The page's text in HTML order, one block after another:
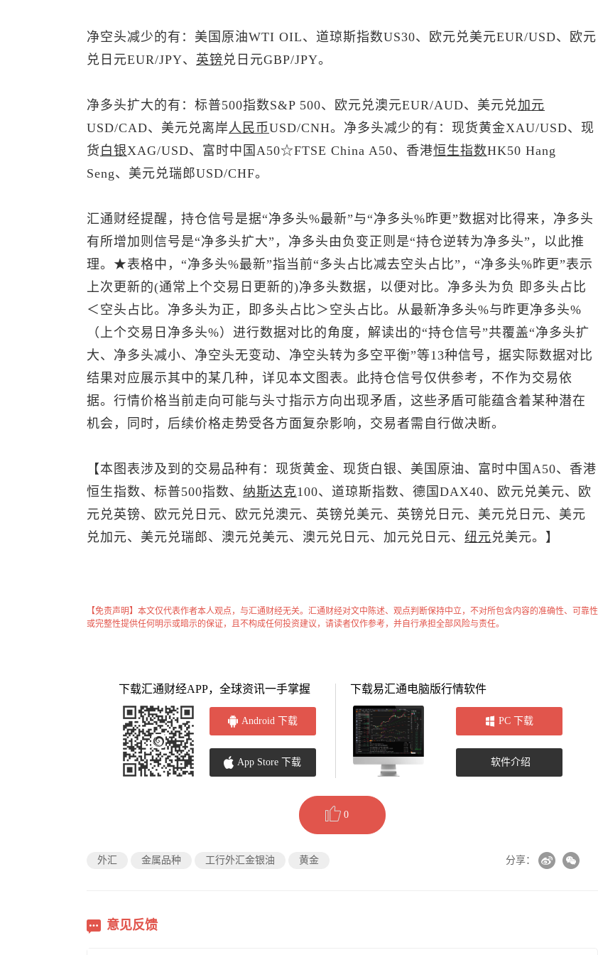
净空头减少的有：美国原油WTI OIL、道琼斯指数US30、 欧元兑美元EUR/USD、欧元
兑日元EUR/JPY、 英镑 兑日元GBP/JPY。
净多头扩大的有： 标普500指数S&P 500、欧元兑澳元EUR/AUD、 美元兑加元
USD/CAD、 美元兑离岸人民币USD/CNH。净多头减少的有： 现货黄金XAU/USD、 现
货 白银XAG/USD、富时中国A50☆FTSE China A50、香港恒生指数HK50 Hang
Seng、 美元兑瑞郎USD/CHF。
汇通财经提醒，持仓信号是据“净多头%最新”与“净多头%昨更”数据对比得来，净多头
有所增加则信号是“净多头扩大”，净多头由负变正则是“持仓逆转为净多头”，以此推
理。★表格中，“净多头%最新”指当前“多头占比减去空头占比”，“净多头%昨更”表示
上次更新的(通常上个交易日更新的)净多头数据，以便对比。净多头为负 即多头占比
＜空头占比。净多头为正，即多头占比＞空头占比。从最新净多头%与昨更净多头%
（上个交易日净多头%）进行数据对比的角度，解读出的“持仓信号”共覆盖“净多头扩
大、净多头减小、净空头无变动、净空头转为多空平衡”等13种信号，据实际数据对比
结果对应展示其中的某几种，详见本文图表。此持仓信号仅供参考，不作为交易依
据。行情价格当前走向可能与头寸指示方向出现矛盾，这些矛盾可能蕴含着某种潜在
机会，同时，后续价格走势受各方面复杂影响，交易者需自行做决断。
【本图表涉及到的交易品种有： 现货黄金、 现货白银、美国原油、富时中国A50、香港
恒生指数、 标普500指数、 纳斯达克100、道琼斯指数、德国DAX40、 欧元兑美元、欧
元兑英镑、欧元兑日元、欧元兑澳元、 英镑兑美元、 英镑兑日元、 美元兑日元、 美元
兑加元、 美元兑瑞郎、 澳元兑美元、澳元兑日元、加元兑日元、 纽元兑美元。】
【免责声明】本文仅代表作者本人观点，与汇通财经无关。汇通财经对文中陈述、观点判断保持中立，不对所包含内容的准确性、可靠性
或完整性提供任何明示或暗示的保证，且不构成任何投资建议，请读者仅作参考，并自行承担全部风险与责任。
下载汇通财经APP，全球资讯一手掌握
Android 下载
App Store 下载
下载易汇通电脑版行情软件
PC 下载
软件介绍
0
外汇 金属品种 工行外汇金银油 黄金 分享：
意见反馈